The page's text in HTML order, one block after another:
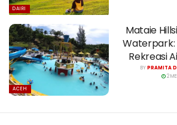
DAIRI
ACEH
Mataie
Waterpark:
Rekreasi
BYPRAMITA
2